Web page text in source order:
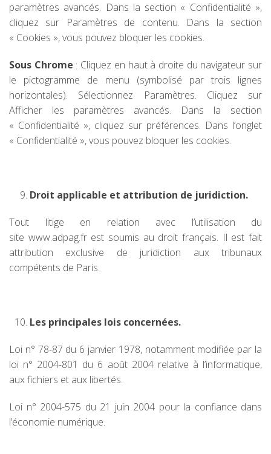
paramètres avancés. Dans la section « Confidentialité »,
cliquez sur Paramètres de contenu. Dans la section
« Cookies », vous pouvez bloquer les cookies.
Sous Chrome : Cliquez en haut à droite du navigateur sur
le pictogramme de menu (symbolisé par trois lignes
horizontales). Sélectionnez Paramètres. Cliquez sur
Afficher les paramètres avancés. Dans la section
« Confidentialité », cliquez sur préférences. Dans l’onglet
« Confidentialité », vous pouvez bloquer les cookies.
Droit applicable et attribution de juridiction.
Tout litige en relation avec l’utilisation du
site www.adpag.fr est soumis au droit français. Il est fait
attribution exclusive de juridiction aux tribunaux
compétents de Paris.
Les principales lois concernées.
Loi n° 78-87 du 6 janvier 1978, notamment modifiée par la
loi n° 2004-801 du 6 août 2004 relative à l’informatique,
aux fichiers et aux libertés.
Loi n° 2004-575 du 21 juin 2004 pour la confiance dans
l’économie numérique.